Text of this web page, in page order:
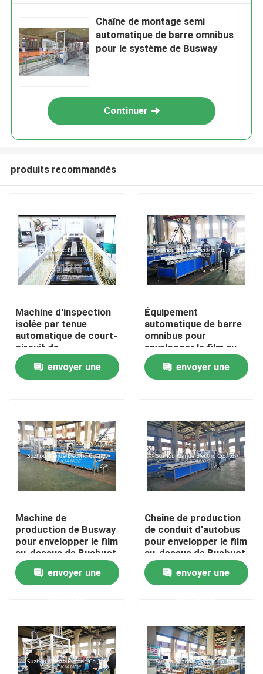
Maison
Produits
Visite d'usine
Contrôle de qualité
Contactez-nous
Nouvelles
Machine de barre omnibus
Machine de développement de barre omnibus
Chaîne de montage semi
automatique de barre omnibus
pour le système de Busway
Continuer
produits recommandés
Machine d'inspection
isolée par tenue
automatique de court-
circuit de
MachineBusbar
d'inspection pour
Busduct
envoyer une
Équipement
automatique de barre
omnibus pour
envelopper le film au-
dessus de Busbuct à
partir de la poussière
envoyer une
Machine de
production de Busway
pour envelopper le film
au-dessus de Busbuct
à partir de la
poussièreenvoyer une
Chaîne de production
de conduit d'autobus
pour envelopper le film
au-dessus de Busbuct
à partir de la
poussièreenvoyer une